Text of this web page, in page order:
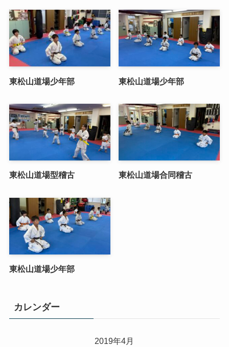
東松山道場少年部 東松山道場少年部
東松山道場型稽古 東松山道場合同稽古
東松山道場少年部
カレンダー
2019年4月